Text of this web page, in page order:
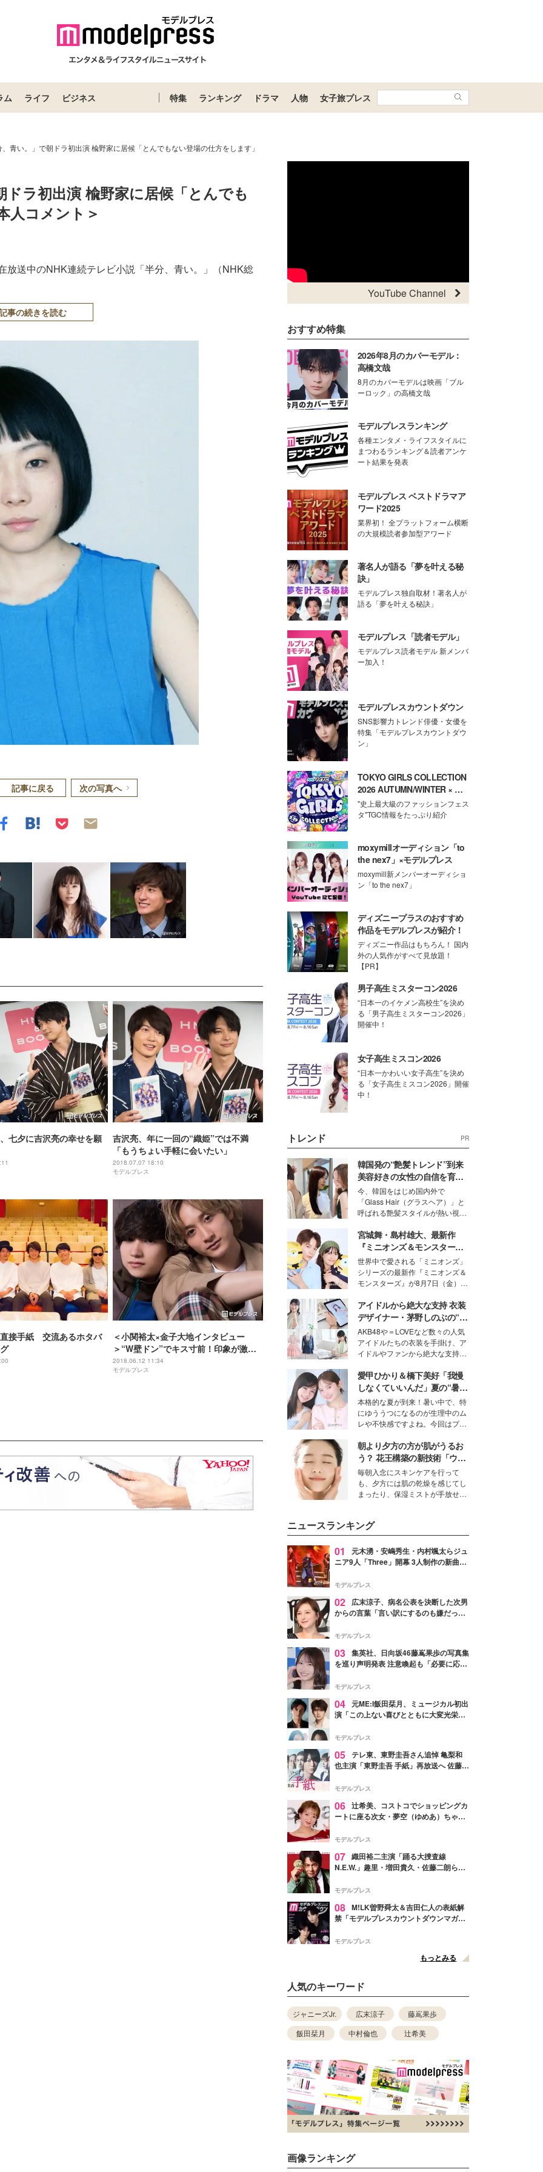
ム ライフ ビジネス 特集 ランキング ドラマ 人物 女子旅プレス
青い。」で朝ドラ初出演 楡野家に居候「とんでもない登場の仕方をします」
ラ初出演 楡野家に居候「とんでも
人コメント＞
放送中のNHK連続テレビ小説「半分、青い。」（NHK総
事の続きを読む
記事に戻る 次の写真へ
七夕に吉沢亮の幸せを願
吉沢亮、年に一回の“織姫”では不満
「もうちょい手軽に会いたい」
2018.07.07 18:10
モデルプレス
接手紙 交流あるホタバ
＜小関裕太×金子大地インタビュー
＞“W壁ドン”でキス寸前！印象が激変
した出来事とは「大地がいきなり…」
2018.06.12 11:34
モデルプレス
YouTube Channel
おすすめ特集
2026年8月のカバーモデル：
高橋文哉
8月のカバーモデルは映画「ブル
ーロック」の高橋文哉
モデルプレスランキング
各種エンタメ・ライフスタイルに
まつわるランキング＆読者アンケ
ート結果を発表
モデルプレス ベストドラマア
ワード2025
業界初！ 全プラットフォーム横断
の大規模読者参加型アワード
著名人が語る「夢を叶える秘
訣」
モデルプレス独自取材！著名人が
語る「夢を叶える秘訣」
モデルプレス「読者モデル」
モデルプレス読者モデル 新メンバ
ー加入！
モデルプレスカウントダウン
SNS影響力トレンド俳優・女優を
特集「モデルプレスカウントダウ
ン」
TOKYO GIRLS COLLECTION
2026 AUTUMN/WINTER × モ
デルプレス
"史上最大級のファッションフェス
タ"TGC情報をたっぷり紹介
moxymillオーディション「to
the nex7」×モデルプレス
moxymill新メンバーオーディショ
ン「to the nex7」
ディズニープラスのおすすめ
作品をモデルプレスが紹介！
ディズニー作品はもちろん！ 国内
外の人気作がすべて見放題！
【PR】
男子高生ミスターコン2026
“日本一のイケメン高校生”を決め
る「男子高生ミスターコン2026」
開催中！
女子高生ミスコン2026
“日本一かわいい女子高生”を決め
る「女子高生ミスコン2026」開催
中！
トレンド PR
韓国発の“艶髪トレンド”到来
美容好きの女性の自信を育む
「ヘアケア事情」って？
今、韓国をはじめ国内外で
「Glass Hair（グラスヘア）」と
呼ばれる艶髪スタイルが熱い視線
ションの完成度を高めるベースと
して、“髪そのものの美しさ”に改
めて注目する人が増えている様
子。今回は、そんな憧れの艶やか
な髪を日常で叶える、美容好きの
女性たちのヘアケア事情を紹介し
ます。
宮城舞・島村雄大、最新作
『ミニオンズ＆モンスター
ズ』の魅力熱弁 ハチャメチャ
だけじゃない“友情と絆”に感
動
世界中で愛される「ミニオンズ」
シリーズの最新作『ミニオンズ＆
モンスターズ』が8月7日（金）に
ニオン好き”という共通点を持つモ
デルの宮城舞と島村雄大の特別対
談をお届け！それぞれの視点か
ら、今作ならではの魅力や予想外
の感動をもたらす奥深いストーリ
ーについて熱く語り合ってもらっ
た。
アイドルから絶大な支持 衣装
デザイナー・茅野しのぶの“可
愛い”を作る美学＜「シチズン
クロスシー」インタビュー＞
AKB48や＝LOVEなど数々の人気
アイドルたちの衣装を手掛け、ア
イドルやファンから絶大な支持を
取締役兼クリエイティブディレク
ター・茅野しのぶ。一人ひとりの
個性に寄り添い、魅力を引き出す
衣装作りは、多くの女性たちに勇
気と自信を与え続けている。
愛甲ひかり＆橋下美好「我慢
しなくていいんだ」夏の“暑さ
対策”の新しい選択肢とは？
本格的な夏が到来！暑い中で、特
にゆううつになるのが生理中のム
レや不快感ですよね。今回はプラ
モデル・愛甲ひかりさんと橋下美
好さんを迎えて本音で女子会トー
ク。猛暑のお出かけを快適に過ご
すヒントや、2人が感動した夏の
生理の新常識にも迫りました。
朝より夕方の方が肌がうるお
う？ 花王構築の新技術「ウォ
ーターキャプチャリングスキ
ン（捕水肌）」がスキンケア
の常識を変える予感
毎朝入念にスキンケアを行って
も、夕方には肌の乾燥を感じてし
まったり、保湿ミストが手放せな
性を秘めた、革新的な「Water
Capturing Skin（ウォーターキャ
プチャリングスキン：捕水肌）」
技術を、花王が構築した。
ニュースランキング
01
元木湧・安嶋秀生・内村颯太らジュ
ニア9人「Three」開幕 3人制作の新曲＆
進んで夢を掴みたい」【ゲネプロレポ】
モデルプレス
02
広末涼子、病名公表を決断した次男
からの言葉「言い訳にするのも嫌だっ
モデルプレス
03 集英社、日向坂46藤嶌果歩の写真集
を巡り声明発表 注意喚起も「必要に応じ
モデルプレス
04 元ME:I飯田栞月、ミュージカル初出
演「この上ない喜びとともに大変光栄」
ャスト発表
モデルプレス
05 テレ東、東野圭吾さん追悼 亀梨和
也主演「東野圭吾 手紙」再放送へ 佐藤隆
モデルプレス
06 辻希美、コストコでショッピングカ
ートに座る次女・夢空（ゆめあ）ちゃん
ぎ」「成長を感じる」の声
モデルプレス
07 織田裕二主演「踊る大捜査線
N.E.W.」趣里・増田貴久・佐藤二朗ら新
徴する“謎のキーワード”も
モデルプレス
08 M!LK曽野舜太＆吉田仁人の表紙解
禁「モデルプレスカウントダウンマガジ
モデルプレス
もっとみる
人気のキーワード
ジャニーズJr. 広末涼子
藤嶌果歩
飯田栞月
中村倫也 辻希美
画像ランキング